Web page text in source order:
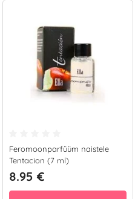
Feromoonparfüüm naistele
Tentacion (7 ml)
8.95 €